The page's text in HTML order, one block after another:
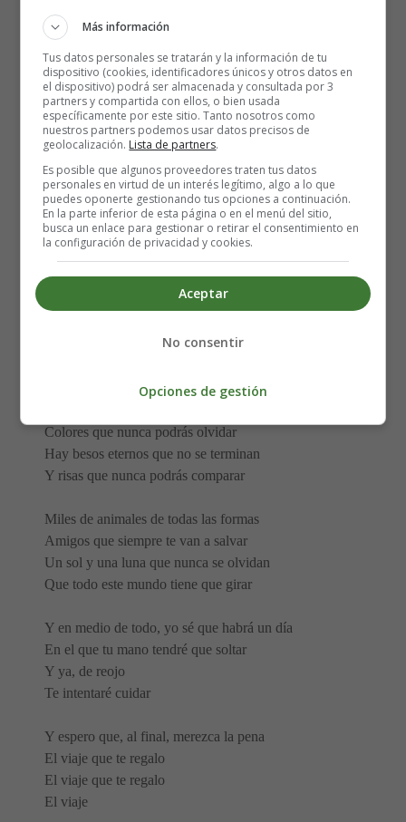
Miles de animales de todas las formas
Amigos que siempre te van a salvar
Un sol y una luna que nunca se olvidan
Que todo este mundo tiene que girar
Y, en medio de todo, yo sé que habrá un día
En el que tu mano tendré que soltar
Y ya, de reojo
Te intentaré cuidar
No sé si he hecho bien en traerte a este mundo de locos
Ya quiero matar al primero que te haga llorar
No sé si he hecho bien, pero cuando te miro a los ojos
El mundo parece más grande y yo puedo volar
No sé si decirte que no va a ser fácil a veces
Colores que nunca podrás olvidar
Hay besos eternos que no se terminan
Y risas que nunca podrás comparar
Miles de animales de todas las formas
Amigos que siempre te van a salvar
Un sol y una luna que nunca se olvidan
Que todo este mundo tiene que girar
Y en medio de todo, yo sé que habrá un día
En el que tu mano tendré que soltar
Y ya, de reojo
Te intentaré cuidar
Y espero que, al final, merezca la pena
El viaje que te regalo
El viaje que te regalo
El viaje
Más información
Tus datos personales se tratarán y la información de tu
dispositivo (cookies, identificadores únicos y otros datos en
el dispositivo) podrá ser almacenada y consultada por 3
partners y compartida con ellos, o bien usada
específicamente por este sitio. Tanto nosotros como
nuestros partners podemos usar datos precisos de
geolocalización. Lista de partners.
Es posible que algunos proveedores traten tus datos
personales en virtud de un interés legítimo, algo a lo que
puedes oponerte gestionando tus opciones a continuación.
En la parte inferior de esta página o en el menú del sitio,
busca un enlace para gestionar o retirar el consentimiento en
la configuración de privacidad y cookies.
Aceptar
No consentir
Opciones de gestión